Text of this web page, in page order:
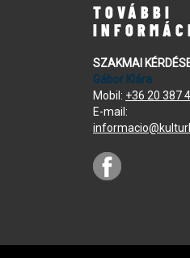
TOVÁBBI
SZAKMAI
Gábor Klára
Mobil: +36 20 387
E-mail: